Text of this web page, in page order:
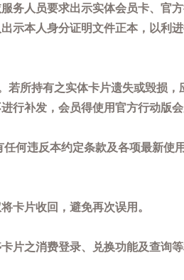
务人员要求出示实体会员卡、官
示本人身分证明文件正本，以利
所持有之实体卡片遗失或毁损
补发，会员得使用官方行动版会
何违反本约定条款及各项最新使
卡片收回，避免再次误用。
之消费登录、兑换功能及查询